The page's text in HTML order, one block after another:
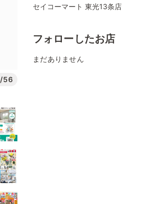
56
セイコーマート 東光13条店
フォローしたお店
まだありません